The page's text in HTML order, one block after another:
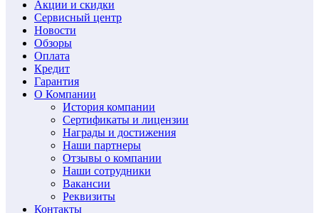
Акции и скидки
Сервисный центр
Новости
Обзоры
Оплата
Кредит
Гарантия
О Компании
История компании
Сертификаты и лицензии
Награды и достижения
Наши партнеры
Отзывы о компании
Наши сотрудники
Вакансии
Реквизиты
Контакты